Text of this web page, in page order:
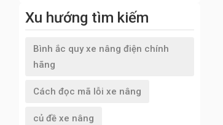
Xu hướng tìm kiếm
Bình ắc quy xe nâng điện chính
hãng
Cách đọc mã lỗi xe nâng
củ đề xe nâng